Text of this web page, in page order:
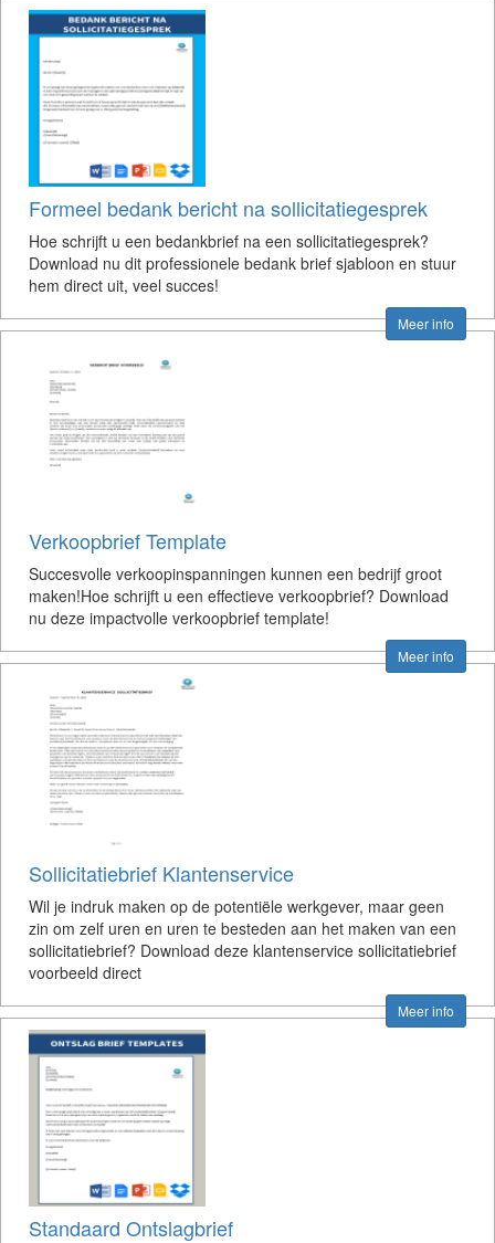
Formeel bedank bericht na sollicitatiegesprek
Hoe schrijft u een bedankbrief na een sollicitatiegesprek?
Download nu dit professionele bedank brief sjabloon en stuur
hem direct uit, veel succes!
Meer info
Verkoopbrief Template
Succesvolle verkoopinspanningen kunnen een bedrijf groot
maken!Hoe schrijft u een effectieve verkoopbrief? Download
nu deze impactvolle verkoopbrief template!
Meer info
Sollicitatiebrief Klantenservice
Wil je indruk maken op de potentiële werkgever, maar geen
zin om zelf uren en uren te besteden aan het maken van een
sollicitatiebrief? Download deze klantenservice sollicitatiebrief
voorbeeld direct
Meer info
Standaard Ontslagbrief